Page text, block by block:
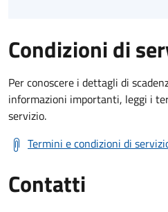
Condizioni di
Per conoscere i dettagli di
informazioni importanti, leggi i
servizio.
Termini e condizioni di
Contatti